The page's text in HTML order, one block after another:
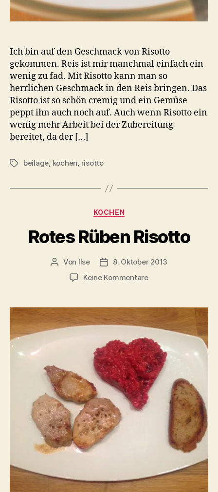
Ich bin auf den Geschmack von Risotto
gekommen. Reis ist mir manchmal einfach ein
wenig zu fad. Mit Risotto kann man so
herrlichen Geschmack in den Reis bringen. Das
Risotto ist so schön cremig und ein Gemüse
peppt ihn auch noch auf. Auch wenn Risotto ein
wenig mehr Arbeit bei der Zubereitung
bereitet, da der […]
Schlagwörter
beilage, kochen, risotto
Kategorien
KOCHEN
Rotes Rüben Risotto
Beitragsautor
Von Ilse Beitragsdatum
8. Oktober 2013
Keine Kommentarezu
Risotto